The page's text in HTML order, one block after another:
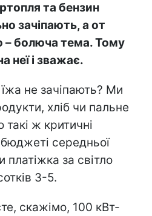
та бензин
зачіпають, а от
– болюча тема. Тому
неї і зважає.
не зачіпають? Ми
хліб чи пальне
ж критичні
середньої
платіжка за світло
3-5.
скажімо, 100 кВт-